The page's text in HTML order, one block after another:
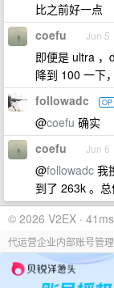
比之前好一点
coefu Jun 5
即便是 ultra
降到 100 一下
followadc OP
@coefu 确实
coefu Jun 6
@followadc 我
到了 263k 。总
© 2026 V2EX ·
代运营企业内部账号管